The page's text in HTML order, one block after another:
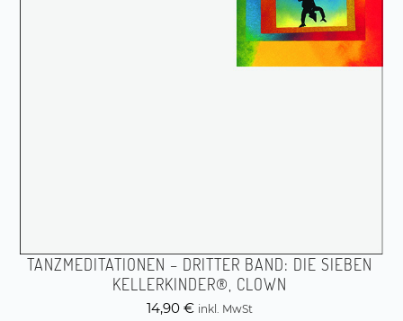
TANZMEDITATIONEN – DRITTER BAND: DIE SIEBEN
KELLERKINDER®, CLOWN
14,90 € inkl. MwSt